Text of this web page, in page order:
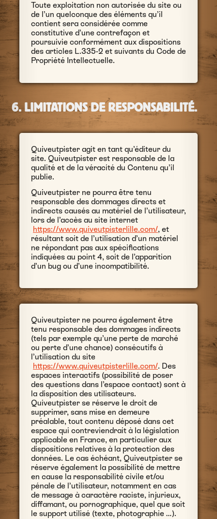
Toute exploitation non autorisée du site ou
de l’un quelconque des éléments qu’il
contient sera considérée comme
constitutive d’une contrefaçon et
poursuivie conformément aux dispositions
des articles L.335-2 et suivants du Code de
Propriété Intellectuelle.
6. LIMITATIONS DE RESPONSABILITÉ.
Quiveutpister agit en tant qu’éditeur du
site. Quiveutpister est responsable de la
qualité et de la véracité du Contenu qu’il
publie.
Quiveutpister ne pourra être tenu
responsable des dommages directs et
indirects causés au matériel de l’utilisateur,
lors de l’accès au site internet
https://www.quiveutpisterlille.com/, et
résultant soit de l’utilisation d’un matériel
ne répondant pas aux spécifications
indiquées au point 4, soit de l’apparition
d’un bug ou d’une incompatibilité.
Quiveutpister ne pourra également être
tenu responsable des dommages indirects
(tels par exemple qu’une perte de marché
ou perte d’une chance) consécutifs à
l’utilisation du site
https://www.quiveutpisterlille.com/. Des
espaces interactifs (possibilité de poser
des questions dans l’espace contact) sont à
la disposition des utilisateurs.
Quiveutpister se réserve le droit de
supprimer, sans mise en demeure
préalable, tout contenu déposé dans cet
espace qui contreviendrait à la législation
applicable en France, en particulier aux
dispositions relatives à la protection des
données. Le cas échéant, Quiveutpister se
réserve également la possibilité de mettre
en cause la responsabilité civile et/ou
pénale de l’utilisateur, notamment en cas
de message à caractère raciste, injurieux,
diffamant, ou pornographique, quel que soit
le support utilisé (texte, photographie …).